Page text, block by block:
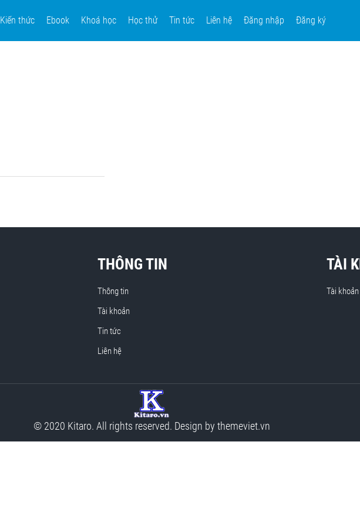
Kiến thức Ebook Khoá học Học thử Tin tức Liên hệ Đăng nhập Đăng ký
THÔNG TIN
Thông tin
Tài khoản
Tin tức
Liên hệ
TÀI
Tài khoản
© 2020 Kitaro. All rights reserved. Design by themeviet.vn